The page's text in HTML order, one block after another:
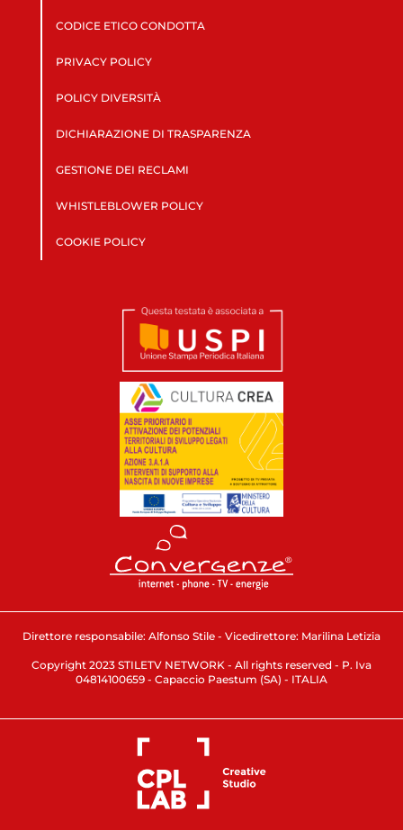
CODICE ETICO CONDOTTA
PRIVACY POLICY
POLICY DIVERSITÀ
DICHIARAZIONE DI TRASPARENZA
GESTIONE DEI RECLAMI
WHISTLEBLOWER POLICY
COOKIE POLICY
Direttore responsabile: Alfonso Stile - Vicedirettore: Marilina Letizia
Copyright 2023 STILETV NETWORK - All rights reserved - P. Iva
04814100659 - Capaccio Paestum (SA) - ITALIA